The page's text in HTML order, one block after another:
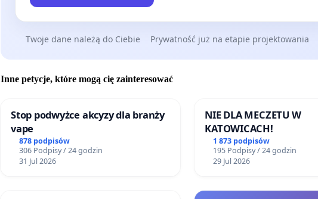
Twoje dane należą do Ciebie Prywatność już na etapie projektowania
Inne petycje, które mogą cię zainteresować
Stop podwyżce akcyzy dla branży
vape
878 podpisów
306 Podpisy / 24 godzin
31 Jul 2026
NIE DLA MECZETU W
KATOWICACH!
1 873 podpisów
195 Podpisy / 24 godzin
29 Jul 2026